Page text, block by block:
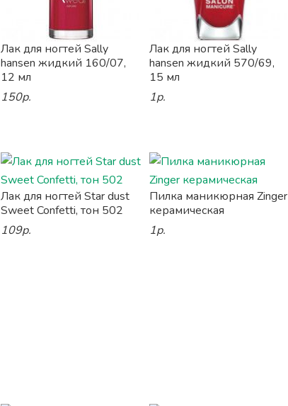
Лак для ногтей Sally
hansen жидкий 160/07,
12 мл
150р.
Лак для ногтей Sally
hansen жидкий 570/69,
15 мл
1р.
Лак для ногтей Star dust
Sweet Confetti, тон 502
109р.
Пилка маникюрная Zinger
керамическая
1р.